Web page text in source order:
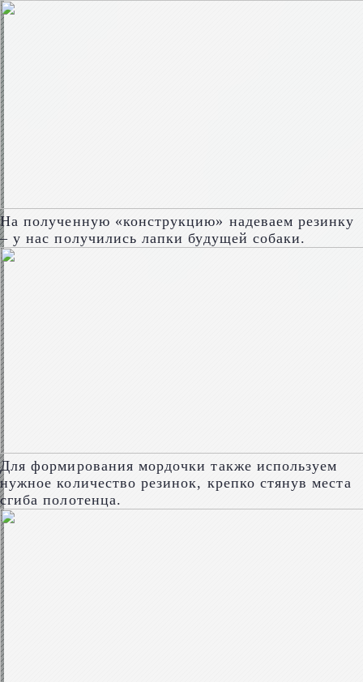
На полученную «конструкцию» надеваем резинку
– у нас получились лапки будущей собаки.
Для формирования мордочки также используем
нужное количество резинок, крепко стянув места
сгиба полотенца.